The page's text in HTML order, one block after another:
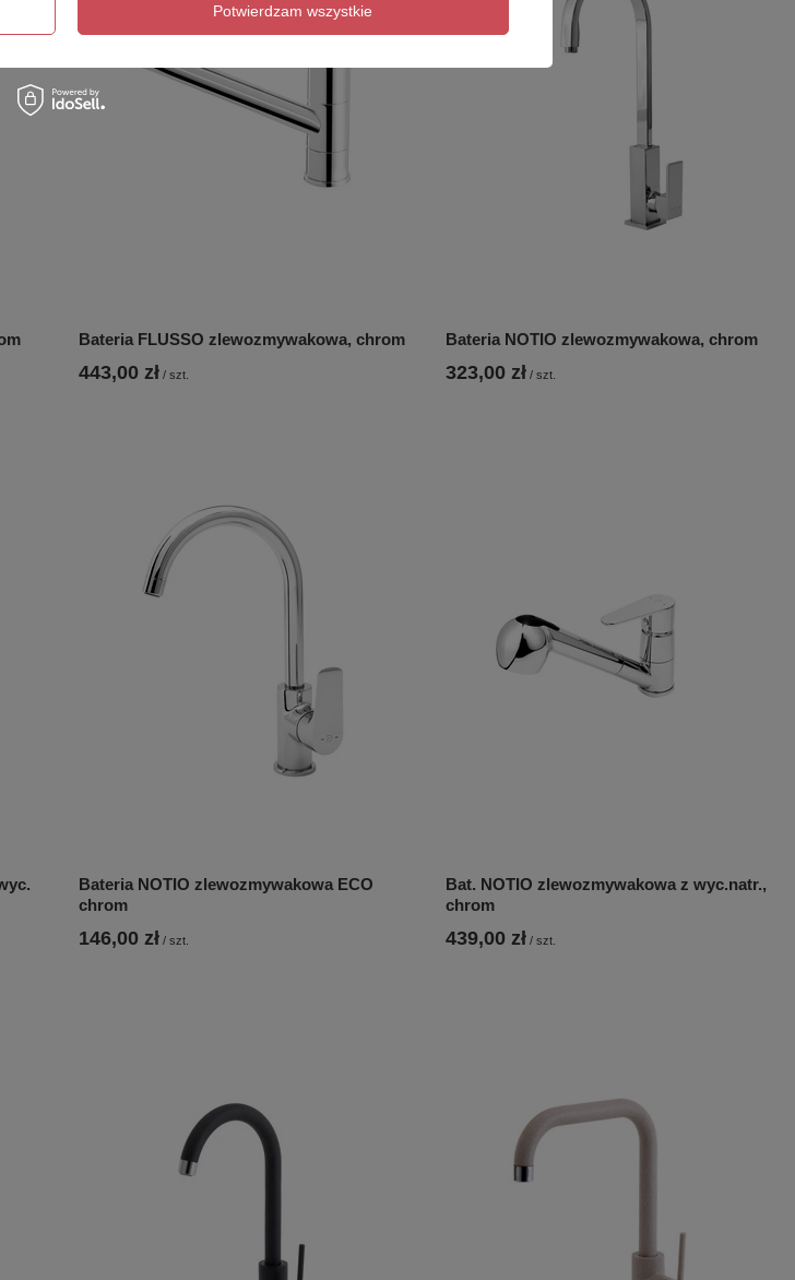
Bateria FLUSSO zlewozmywakowa, chrom
443,00 zł / szt.
Bateria NOTIO zlewozmywakowa, chrom
323,00 zł / szt.
Bateria NOTIO zlewozmywakowa ECO
chrom
146,00 zł / szt.
Bat. NOTIO zlewozmywakowa z wyc.natr.,
chrom
439,00 zł / szt.
Potwierdzam wszystkie